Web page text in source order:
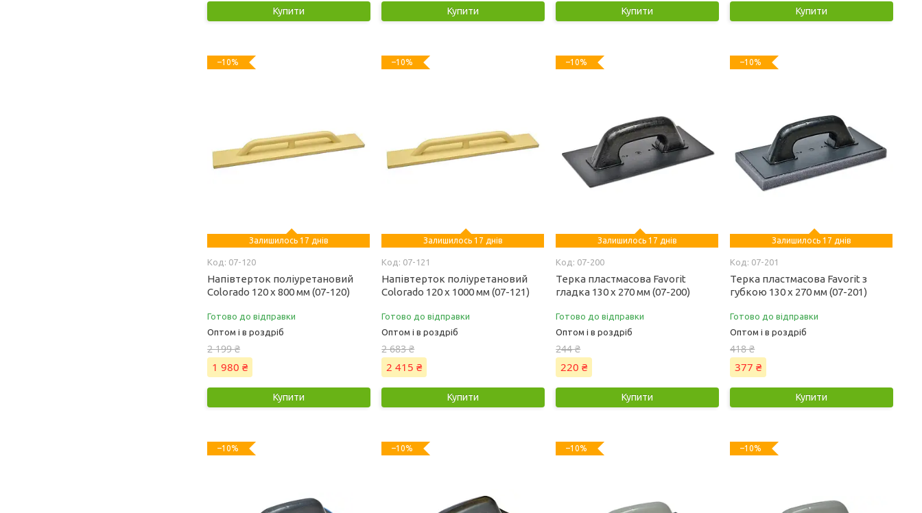
Купити Купити Купити Купити
–10%
Залишилось 17 днів
07-120
Напівтерток поліуретановий
Colorado 120 х 800 мм (07-120)
Готово до відправки
Оптом і в роздріб
2 199 ₴
1 980 ₴
Купити
–10%
Залишилось 17 днів
07-121
Напівтерток поліуретановий
Colorado 120 х 1000 мм (07-121)
Готово до відправки
Оптом і в роздріб
2 683 ₴
2 415 ₴
Купити
–10%
Залишилось 17 днів
07-200
Терка пластмасова Favorit
гладка 130 х 270 мм (07-200)
Готово до відправки
Оптом і в роздріб
244 ₴
220 ₴
Купити
–10%
Залишилось 17 днів
07-201
Терка пластмасова Favorit з
губкою 130 х 270 мм (07-201)
Готово до відправки
Оптом і в роздріб
418 ₴
377 ₴
Купити
–10% –10% –10% –10%